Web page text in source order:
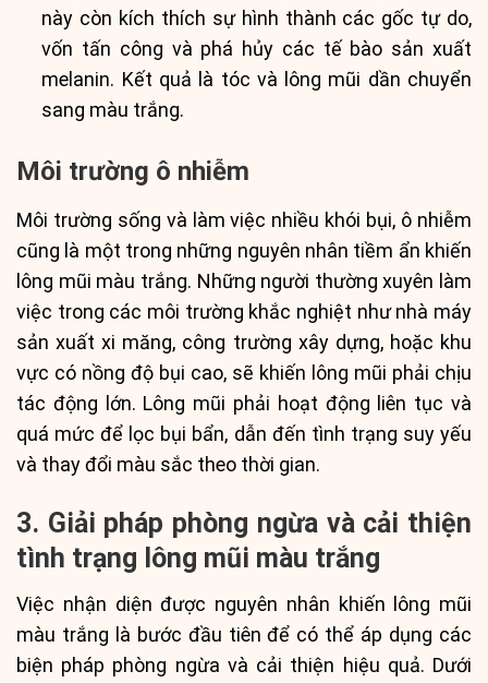
này còn kích thích sự hình thành các gốc tự do,
vốn tấn công và phá hủy các tế bào sản xuất
melanin. Kết quả là tóc và lông mũi dần chuyển
sang màu trắng.
Môi trường ô nhiễm
Môi trường sống và làm việc nhiều khói bụi, ô nhiễm
cũng là một trong những nguyên nhân tiềm ẩn khiến
lông mũi màu trắng. Những người thường xuyên làm
việc trong các môi trường khắc nghiệt như nhà máy
sản xuất xi măng, công trường xây dựng, hoặc khu
vực có nồng độ bụi cao, sẽ khiến lông mũi phải chịu
tác động lớn. Lông mũi phải hoạt động liên tục và
quá mức để lọc bụi bẩn, dẫn đến tình trạng suy yếu
và thay đổi màu sắc theo thời gian.
3. Giải pháp phòng ngừa và cải thiện
tình trạng lông mũi màu trắng
Việc nhận diện được nguyên nhân khiến lông mũi
màu trắng là bước đầu tiên để có thể áp dụng các
biện pháp phòng ngừa và cải thiện hiệu quả. Dưới